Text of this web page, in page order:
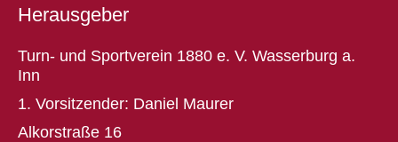
Herausgeber
Turn- und Sportverein 1880 e. V. Wasserburg a.
Inn
1. Vorsitzender: Daniel Maurer
Alkorstraße 16